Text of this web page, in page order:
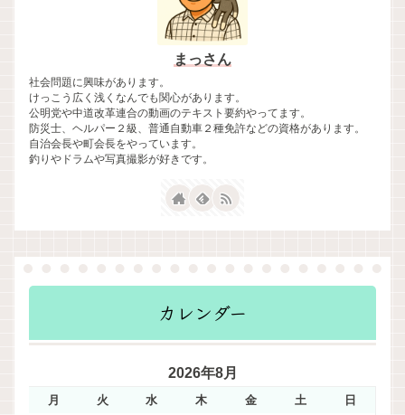
まっさん
社会問題に興味があります。
けっこう広く浅くなんでも関心があります。
公明党や中道改革連合の動画のテキスト要約やってます。
防災士、ヘルパー２級、普通自動車２種免許などの資格があります。
自治会長や町会長をやっています。
釣りやドラムや写真撮影が好きです。
カレンダー
2026年8月
月 火 水 木 金 土
日